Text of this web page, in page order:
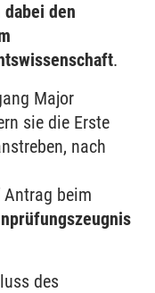
den
.
Major
sie die Erste
nach
beim
des